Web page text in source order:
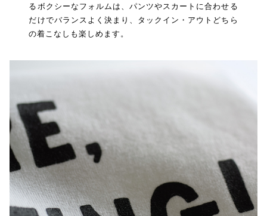
るボクシーなフォルムは、パンツやスカートに合わせる
だけでバランスよく決まり、タックイン・アウトどちら
の着こなしも楽しめます。